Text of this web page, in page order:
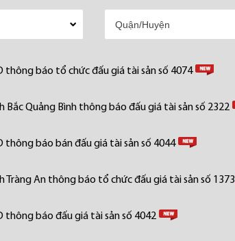
thông báo tổ chức đấu giá tài sản số 4074
Bắc Quảng Bình thông báo đấu giá tài sản số 2322
thông báo bán đấu giá tài sản số 4044
Tràng An thông báo tổ chức đấu giá tài sản số 1373
thông báo đấu giá tài sản số 4042